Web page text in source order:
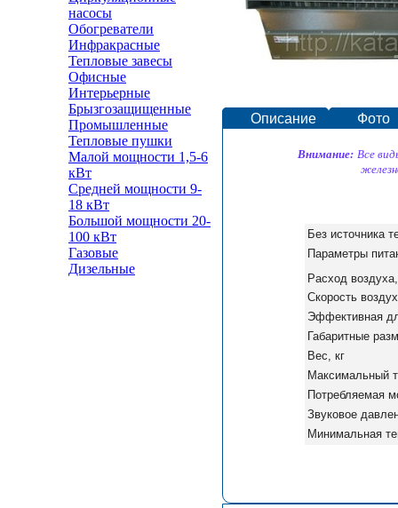
насосы
Обогреватели
Инфракрасные
Тепловые завесы
Офисные
Интерьерные
Брызгозащищенные
Промышленные
Тепловые пушки
Малой мощности 1,5-6
кВт
Средней мощности 9-
18 кВт
Большой мощности 20-
100 кВт
Газовые
Дизельные
Описание Фото
Внимание: Все
Без источника
Параметры
Расход
Скорость
Эффективная
Габаритные
Вес, кг
Максимальный
Потребляемая
Звуковое
Минимальная